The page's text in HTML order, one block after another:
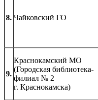
8. Чайковский ГО
9.
Краснокамский МО
(Городская библиотека-
филиал № 2
г. Краснокамска)